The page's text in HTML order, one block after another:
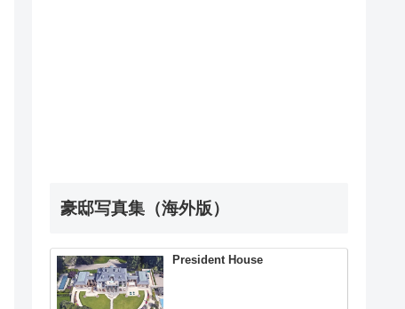
豪邸写真集（海外版）
President House